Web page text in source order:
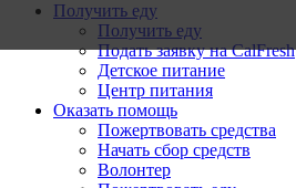
Получить еду
Получить еду
Подать заявку на CalFresh
Детское питание
Центр питания
Оказать помощь
Пожертвовать средства
Начать сбор средств
Волонтер